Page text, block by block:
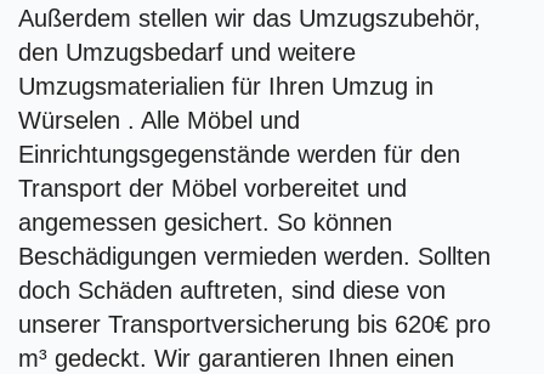
Außerdem stellen wir das Umzugszubehör,
den Umzugsbedarf und weitere
Umzugsmaterialien für Ihren Umzug in
Würselen . Alle Möbel und
Einrichtungsgegenstände werden für den
Transport der Möbel vorbereitet und
angemessen gesichert. So können
Beschädigungen vermieden werden. Sollten
doch Schäden auftreten, sind diese von
unserer Transportversicherung bis 620€ pro
m³ gedeckt. Wir garantieren Ihnen einen